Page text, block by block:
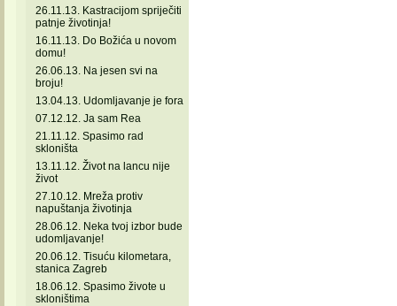
26.11.13. Kastracijom spriječiti
patnje životinja!
16.11.13. Do Božića u novom
domu!
26.06.13. Na jesen svi na
broju!
13.04.13. Udomljavanje je fora
07.12.12. Ja sam Rea
21.11.12. Spasimo rad
skloništa
13.11.12. Život na lancu nije
život
27.10.12. Mreža protiv
napuštanja životinja
28.06.12. Neka tvoj izbor bude
udomljavanje!
20.06.12. Tisuću kilometara,
stanica Zagreb
18.06.12. Spasimo živote u
skloništima